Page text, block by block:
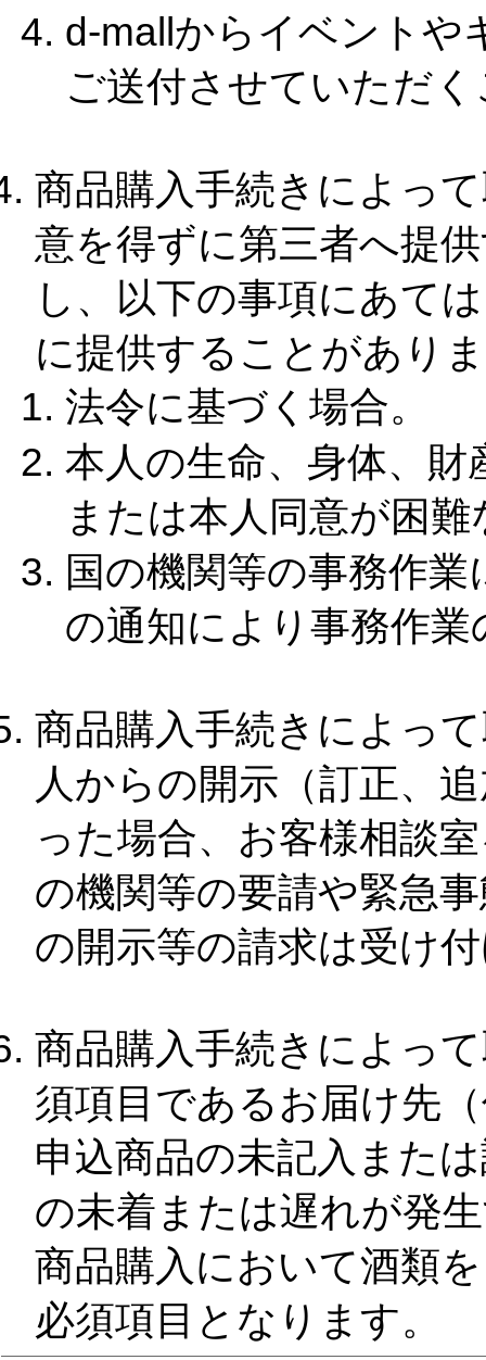
d-mallからイベントや
ご送付させていただ
商品購入手続きによっ
意を得ずに第三者へ提
し、以下の事項にあて
に提供することがあり
法令に基づく場合。
本人の生命、身体、
または本人同意が困難
国の機関等の事務作
の通知により事務作
商品購入手続きによっ
人からの開示（訂正、
った場合、お客様相談
の機関等の要請や緊急
の開示等の請求は受け
商品購入手続きによっ
須項目であるお届け先
申込商品の未記入また
の未着または遅れが発
商品購入において酒類
必須項目となります。